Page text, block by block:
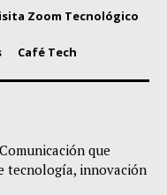
Zoom Tecnológico
Café Tech
que
tecnología, innovación